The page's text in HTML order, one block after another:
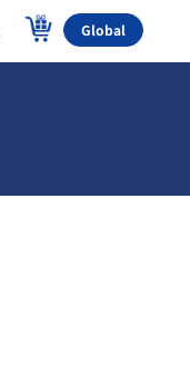
Global